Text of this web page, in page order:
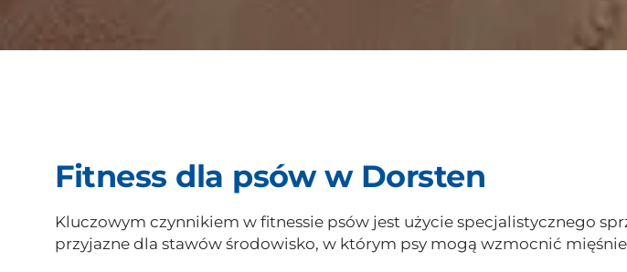
Fitness dla psów w Dorsten
Kluczowym czynnikiem w fitnessie psów jest użycie specjalistycznego
przyjazne dla stawów środowisko, w którym psy mogą wzmocnić